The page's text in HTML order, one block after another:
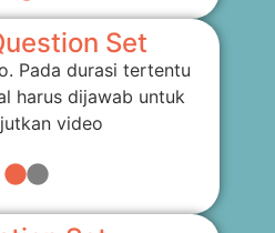
Set
Pada durasi tertentu
harus dijawab untuk
video